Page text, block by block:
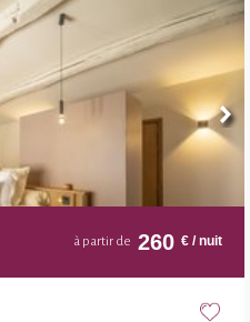
à partir de 260 € / nuit